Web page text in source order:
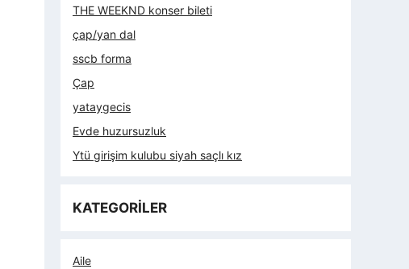
THE WEEKND konser bileti
çap/yan dal
sscb forma
Çap
yataygecis
Evde huzursuzluk
Ytü girişim kulubu siyah saçlı kız
KATEGORİLER
Aile